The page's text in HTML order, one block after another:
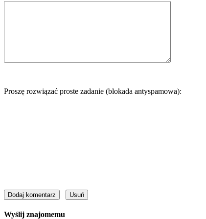
Proszę rozwiązać proste zadanie (blokada antyspamowa):
Wyślij znajomemu